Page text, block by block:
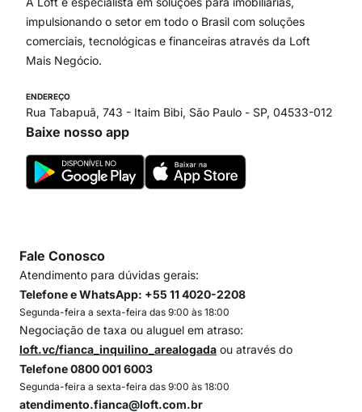
Itaim Bibi
impulsionando o setor em todo o Brasil com soluções
comerciais, tecnológicas e financeiras através da Loft
Mais Negócio.
ENDEREÇO
Rua Tabapuã, 743 - Itaim Bibi, São Paulo - SP, 04533-012
Baixe nosso app
Fale Conosco
Atendimento para dúvidas gerais:
Telefone e WhatsApp: +55 11 4020-2208
Segunda-feira a sexta-feira das 9:00 às 18:00
Negociação de taxa ou aluguel em atraso:
loft.vc/fianca_inquilino_arealogada ou através do
Telefone 0800 001 6003
Segunda-feira a sexta-feira das 9:00 às 18:00
atendimento.fianca@loft.com.br